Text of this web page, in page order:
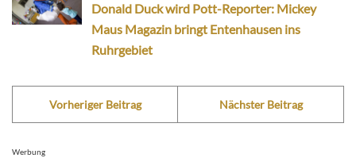
Donald Duck wird Pott-Reporter: Mickey
Maus Magazin bringt Entenhausen ins
Ruhrgebiet
Vorheriger Beitrag Nächster Beitrag
Werbung